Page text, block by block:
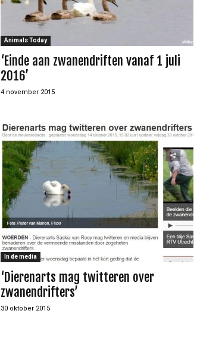
Animals Today
‘Einde aan zwanendriften vanaf 1 juli
2016’
4 november 2015
In de media
‘Dierenarts mag twitteren over
zwanendrifters’
30 oktober 2015